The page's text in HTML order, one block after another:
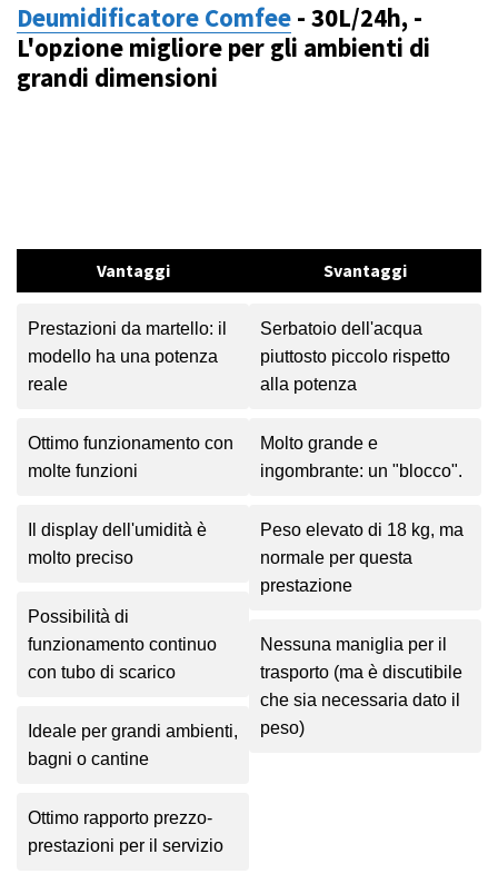
Deumidificatore Comfee - 30L/24h, -
L'opzione migliore per gli ambienti di
grandi dimensioni
Vantaggi
Prestazioni da martello: il
modello ha una potenza
reale
Ottimo funzionamento con
molte funzioni
Il display dell'umidità è
molto preciso
Possibilità di
funzionamento continuo
con tubo di scarico
Ideale per grandi ambienti,
bagni o cantine
Ottimo rapporto prezzo-
prestazioni per il servizio
Svantaggi
Serbatoio dell'acqua
piuttosto piccolo rispetto
alla potenza
Molto grande e
ingombrante: un "blocco".
Peso elevato di 18 kg, ma
normale per questa
prestazione
Nessuna maniglia per il
trasporto (ma è discutibile
che sia necessaria dato il
peso)